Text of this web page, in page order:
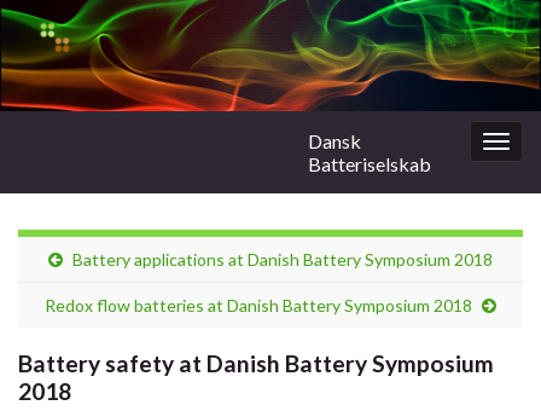
Dansk
Batteriselskab
Battery applications at Danish Battery Symposium 2018
Redox flow batteries at Danish Battery Symposium 2018
Battery safety at Danish Battery Symposium
2018